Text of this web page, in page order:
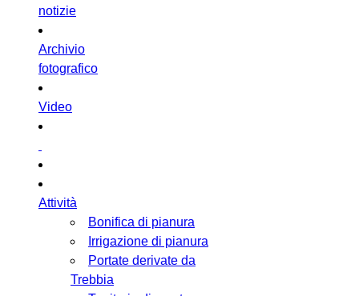
notizie
Archivio
fotografico
Video
Attività
Bonifica di pianura
Irrigazione di pianura
Portate derivate da
Trebbia